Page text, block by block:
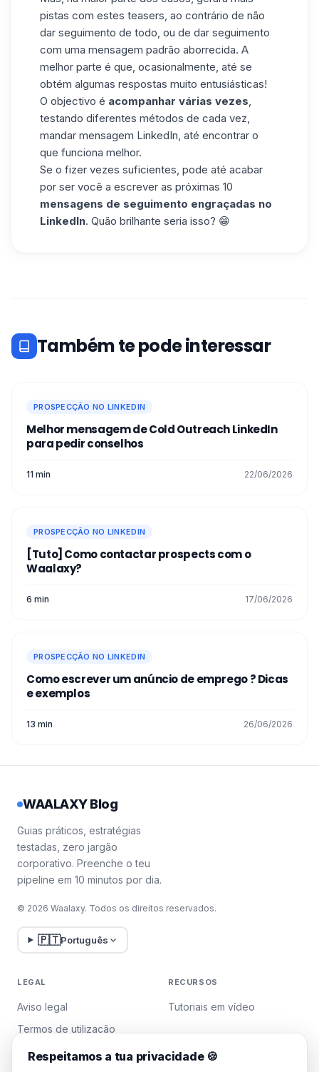
pistas com estes teasers, ao contrário de não
dar seguimento de todo, ou de dar seguimento
com uma mensagem padrão aborrecida. A
melhor parte é que, ocasionalmente, até se
obtém algumas respostas muito entusiásticas!
O objectivo é acompanhar várias vezes,
testando diferentes métodos de cada vez,
mandar mensagem LinkedIn, até encontrar o
que funciona melhor.
Se o fizer vezes suficientes, pode até acabar
por ser você a escrever as próximas 10
mensagens de seguimento engraçadas no
LinkedIn. Quão brilhante seria isso? 😁
Também te pode interessar
PROSPECÇÃO NO LINKEDIN
Melhor mensagem de Cold Outreach LinkedIn
para pedir conselhos
11 min 22/06/2026
PROSPECÇÃO NO LINKEDIN
[Tuto] Como contactar prospects com o
Waalaxy?
6 min 17/06/2026
PROSPECÇÃO NO LINKEDIN
Como escrever um anúncio de emprego​ ? Dicas
e exemplos
13 min 26/06/2026
WAALAXY Blog
Guias práticos, estratégias
testadas, zero jargão
corporativo. Preenche o teu
pipeline em 10 minutos por dia.
© 2026 Waalaxy. Todos os direitos reservados.
🇵🇹Português
LEGAL
Aviso legal
Termos de utilização
Política de privacidade
RECURSOS
Tutoriais em vídeo
Respeitamos a tua privacidade 🍪